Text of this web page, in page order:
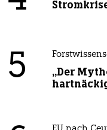
5
„Der